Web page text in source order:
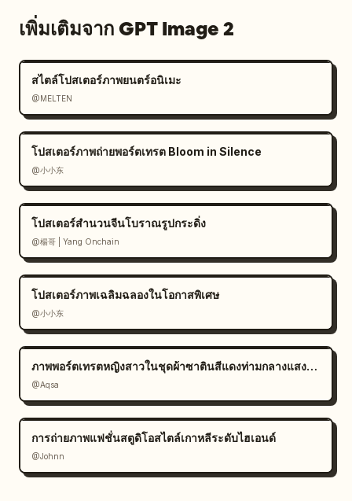
เพิ่มเติมจาก GPT Image 2
สไตล์โปสเตอร์ภาพยนตร์อนิเมะ
@MELTEN
โปสเตอร์ภาพถ่ายพอร์ตเทรต Bloom in Silence
@小小东
โปสเตอร์สำนวนจีนโบราณรูปกระดิ่ง
@楊哥 | Yang Onchain
โปสเตอร์ภาพเฉลิมฉลองในโอกาสพิเศษ
@小小东
ภาพพอร์ตเทรตหญิงสาวในชุดผ้าซาตินสีแดงท่ามกลางแสงแดด
@Aqsa
การถ่ายภาพแฟชั่นสตูดิโอสไตล์เกาหลีระดับไฮเอนด์
@Johnn